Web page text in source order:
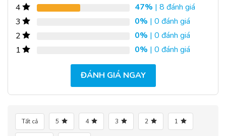
4
47% | 8 đánh giá
3
0% | 0 đánh giá
2
0% | 0 đánh giá
1
0% | 0 đánh giá
ĐÁNH GIÁ NGAY
Tất cả 5 4 3 2 1